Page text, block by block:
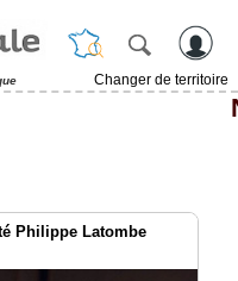
Changer de territoire
Philippe Latombe